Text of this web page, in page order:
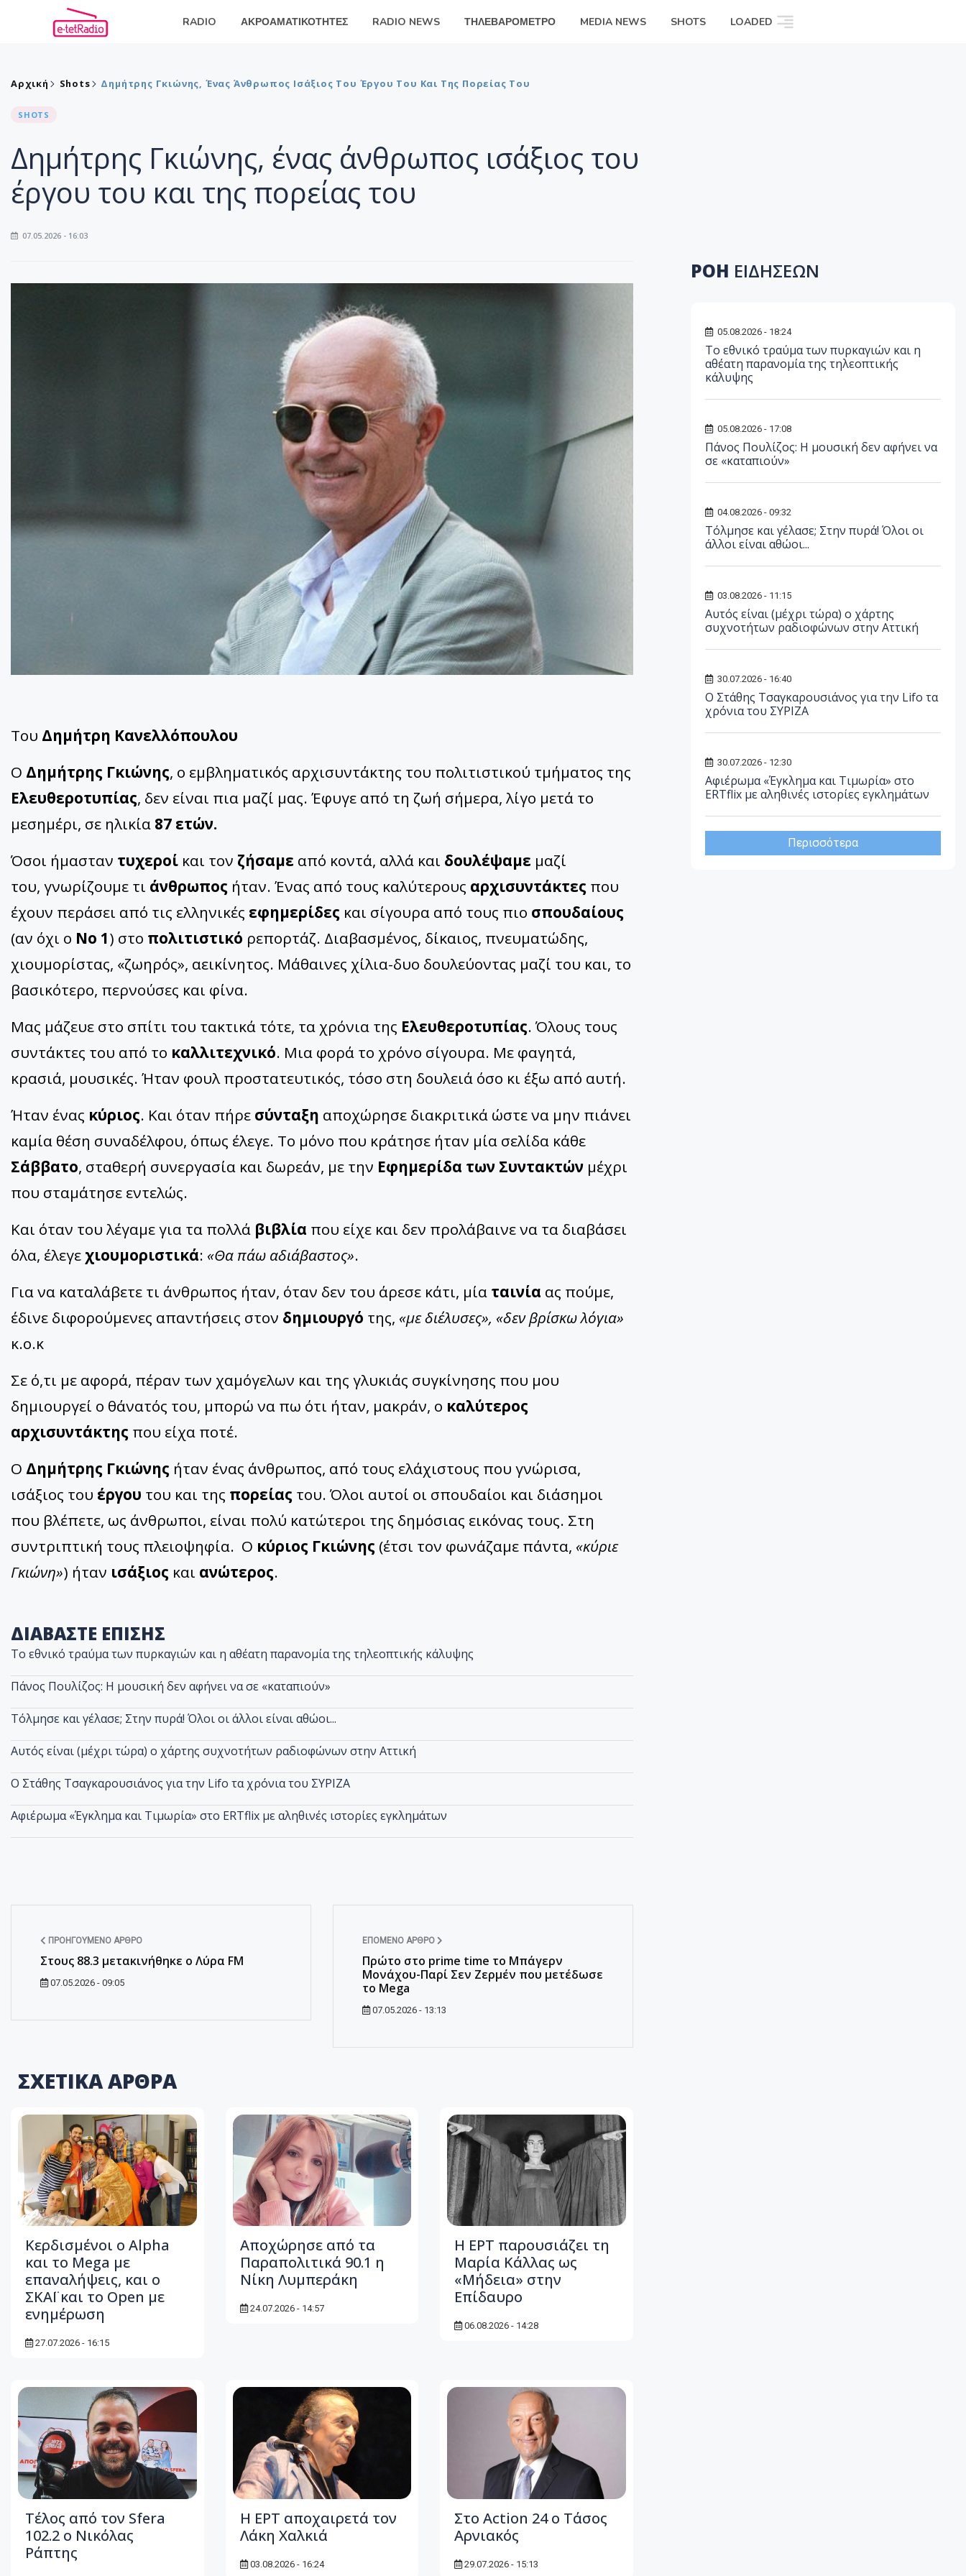
RADIO ΑΚΡΟΑΜΑΤΙΚΟΤΗΤΕΣ RADIO NEWS ΤΗΛΕΒΑΡΟΜΕΤΡΟ MEDIA NEWS SHOTS LOADED
Αρχική Shots Δημήτρης Γκιώνης, Ένας Άνθρωπος Ισάξιος Του Έργου Του Και Της Πορείας Του
SHOTS
Δημήτρης Γκιώνης, ένας άνθρωπος ισάξιος του
έργου του και της πορείας του
07.05.2026 - 16:03
Του Δημήτρη Κανελλόπουλου
O Δημήτρης Γκιώνης, ο εμβληματικός αρχισυντάκτης του πολιτιστικού τμήματος της
Ελευθεροτυπίας, δεν είναι πια μαζί μας. Έφυγε από τη ζωή σήμερα, λίγο μετά το
μεσημέρι, σε ηλικία 87 ετών.
Όσοι ήμασταν τυχεροί και τον ζήσαμε από κοντά, αλλά και δουλέψαμε μαζί
του, γνωρίζουμε τι άνθρωπος ήταν. Ένας από τους καλύτερους αρχισυντάκτες που
έχουν περάσει από τις ελληνικές εφημερίδες και σίγουρα από τους πιο σπουδαίους
(αν όχι ο Νο 1) στο πολιτιστικό ρεπορτάζ. Διαβασμένος, δίκαιος, πνευματώδης,
χιουμορίστας, «ζωηρός», αεικίνητος. Μάθαινες χίλια-δυο δουλεύοντας μαζί του και, το
βασικότερο, περνούσες και φίνα.
Μας μάζευε στο σπίτι του τακτικά τότε, τα χρόνια της Ελευθεροτυπίας. Όλους τους
συντάκτες του από το καλλιτεχνικό. Μια φορά το χρόνο σίγουρα. Με φαγητά,
κρασιά, μουσικές. Ήταν φουλ προστατευτικός, τόσο στη δουλειά όσο κι έξω από αυτή.
Ήταν ένας κύριος. Και όταν πήρε σύνταξη αποχώρησε διακριτικά ώστε να μην πιάνει
καμία θέση συναδέλφου, όπως έλεγε. Το μόνο που κράτησε ήταν μία σελίδα κάθε
Σάββατο, σταθερή συνεργασία και δωρεάν, με την Εφημερίδα των Συντακτών μέχρι
που σταμάτησε εντελώς.
Και όταν του λέγαμε για τα πολλά βιβλία που είχε και δεν προλάβαινε να τα διαβάσει
όλα, έλεγε χιουμοριστικά: «Θα πάω αδιάβαστος».
Για να καταλάβετε τι άνθρωπος ήταν, όταν δεν του άρεσε κάτι, μία ταινία ας πούμε,
έδινε διφορούμενες απαντήσεις στον δημιουργό της, «με διέλυσες», «δεν βρίσκω λόγια»
κ.ο.κ
Σε ό,τι με αφορά, πέραν των χαμόγελων και της γλυκιάς συγκίνησης που μου
δημιουργεί ο θάνατός του, μπορώ να πω ότι ήταν, μακράν, ο καλύτερος
αρχισυντάκτης που είχα ποτέ.
Ο Δημήτρης Γκιώνης ήταν ένας άνθρωπος, από τους ελάχιστους που γνώρισα,
ισάξιος του έργου του και της πορείας του. Όλοι αυτοί οι σπουδαίοι και διάσημοι
που βλέπετε, ως άνθρωποι, είναι πολύ κατώτεροι της δημόσιας εικόνας τους. Στη
συντριπτική τους πλειοψηφία. Ο κύριος Γκιώνης (έτσι τον φωνάζαμε πάντα, «κύριε
Γκιώνη») ήταν ισάξιος και ανώτερος.
ΔΙΑΒΑΣΤΕ ΕΠΙΣΗΣ
Το εθνικό τραύμα των πυρκαγιών και η αθέατη παρανομία της τηλεοπτικής κάλυψης
Πάνος Πουλίζος: Η μουσική δεν αφήνει να σε «καταπιούν»
Τόλμησε και γέλασε; Στην πυρά! Όλοι οι άλλοι είναι αθώοι...
Αυτός είναι (μέχρι τώρα) ο χάρτης συχνοτήτων ραδιοφώνων στην Αττική
Ο Στάθης Τσαγκαρουσιάνος για την Lifo τα χρόνια του ΣΥΡΙΖΑ
Αφιέρωμα «Έγκλημα και Τιμωρία» στο ERTflix με αληθινές ιστορίες εγκλημάτων
ΠΡΟΗΓΟΎΜΕΝΟ ΆΡΘΡΟ
Στους 88.3 μετακινήθηκε ο Λύρα FM
07.05.2026 - 09:05
ΕΠΌΜΕΝΟ ΆΡΘΡΟ
Πρώτο στο prime time το Μπάγερν
Μονάχου-Παρί Σεν Ζερμέν που μετέδωσε
το Mega
07.05.2026 - 13:13
ΣΧΕΤΙΚΑ ΑΡΘΡΑ
Κερδισμένοι ο Alpha
και το Mega με
επαναλήψεις, και ο
ΣΚΑΪ και το Open με
ενημέρωση
27.07.2026 - 16:15
Αποχώρησε από τα
Παραπολιτικά 90.1 η
Νίκη Λυμπεράκη
24.07.2026 - 14:57
Η ΕΡΤ παρουσιάζει τη
Μαρία Κάλλας ως
«Μήδεια» στην
Επίδαυρο
06.08.2026 - 14:28
Τέλος από τον Sfera
102.2 ο Νικόλας
Ράπτης
Η ΕΡΤ αποχαιρετά τον
Λάκη Χαλκιά
03.08.2026 - 16:24
Στο Action 24 ο Τάσος
Αρνιακός
29.07.2026 - 15:13
ΡΟΗ ΕΙΔΗΣΕΩΝ
05.08.2026 - 18:24
Το εθνικό τραύμα των πυρκαγιών και η
αθέατη παρανομία της τηλεοπτικής
κάλυψης
05.08.2026 - 17:08
Πάνος Πουλίζος: Η μουσική δεν αφήνει να
σε «καταπιούν»
04.08.2026 - 09:32
Τόλμησε και γέλασε; Στην πυρά! Όλοι οι
άλλοι είναι αθώοι...
03.08.2026 - 11:15
Αυτός είναι (μέχρι τώρα) ο χάρτης
συχνοτήτων ραδιοφώνων στην Αττική
30.07.2026 - 16:40
Ο Στάθης Τσαγκαρουσιάνος για την Lifo τα
χρόνια του ΣΥΡΙΖΑ
30.07.2026 - 12:30
Αφιέρωμα «Έγκλημα και Τιμωρία» στο
ERTflix με αληθινές ιστορίες εγκλημάτων
Περισσότερα